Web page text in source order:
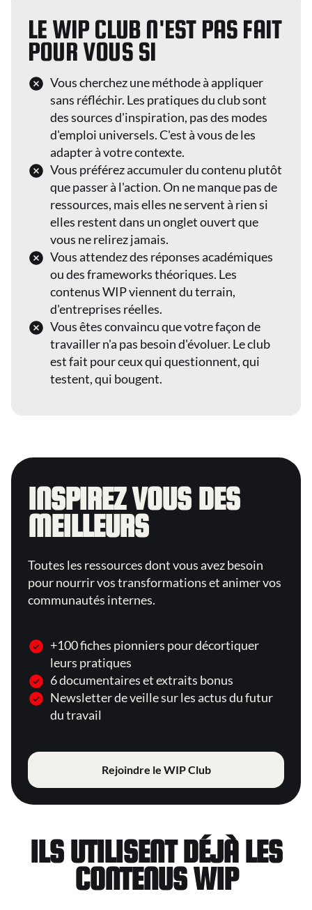
LE WIP CLUB N'EST PAS FAIT
POUR VOUS SI
Vous cherchez une méthode à appliquer
sans réfléchir. Les pratiques du club sont
des sources d'inspiration, pas des modes
d'emploi universels. C'est à vous de les
adapter à votre contexte.
Vous préférez accumuler du contenu plutôt
que passer à l'action. On ne manque pas de
ressources, mais elles ne servent à rien si
elles restent dans un onglet ouvert que
vous ne relirez jamais.
Vous attendez des réponses académiques
ou des frameworks théoriques. Les
contenus WIP viennent du terrain,
d'entreprises réelles.
Vous êtes convaincu que votre façon de
travailler n'a pas besoin d'évoluer. Le club
est fait pour ceux qui questionnent, qui
testent, qui bougent.
INSPIREZ VOUS DES
MEILLEURS
Toutes les ressources dont vous avez besoin
pour nourrir vos transformations et animer vos
communautés internes.
+100 fiches pionniers pour décortiquer
leurs pratiques
6 documentaires et extraits bonus
Newsletter de veille sur les actus du futur
du travail
Rejoindre le WIP Club
ILS UTILISENT DÉJÀ LES
CONTENUS WIP